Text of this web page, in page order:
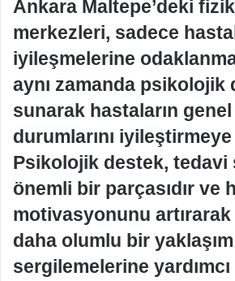
Ankara Maltepe’deki
merkezleri, sadece
iyileşmelerine
aynı zamanda psikolojik
sunarak hastaların genel
durumlarını iyileştirmeye
Psikolojik destek, tedavi
önemli bir parçasıdır ve
motivasyonunu
daha olumlu bir yaklaşım
sergilemelerine